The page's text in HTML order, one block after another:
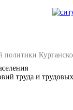
политики
труда и